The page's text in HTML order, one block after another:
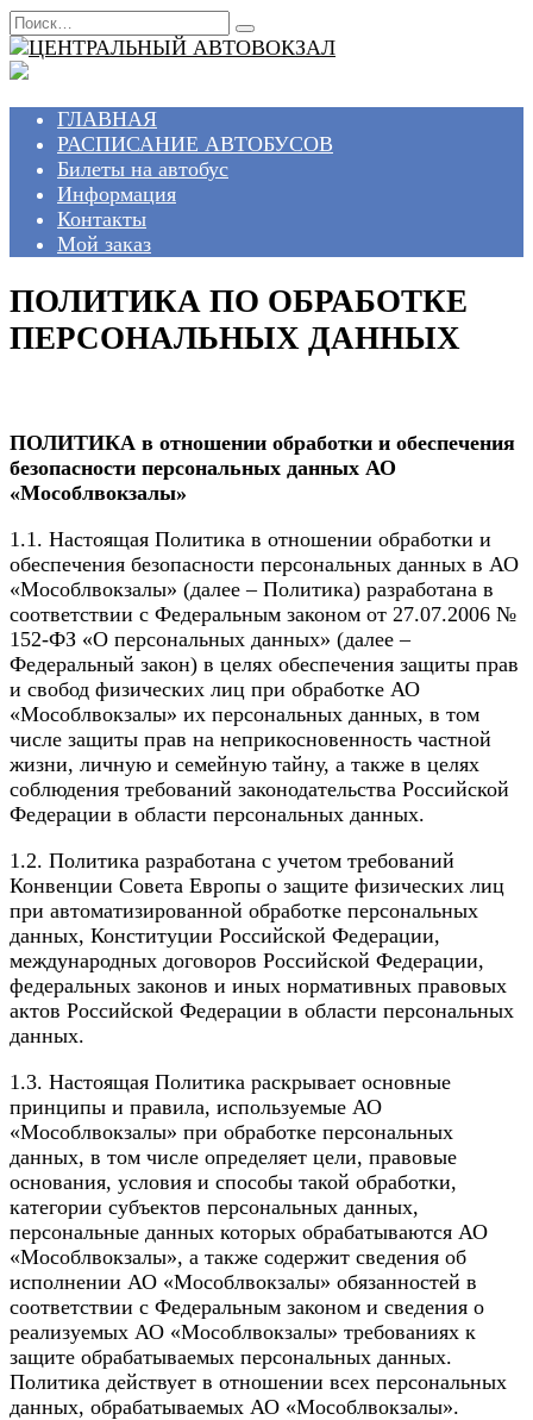
Перейти
к
содержанию
Search
for:
ГЛАВНАЯ
РАСПИСАНИЕ АВТОБУСОВ
Билеты на автобус
Информация
Контакты
Мой заказ
ПОЛИТИКА ПО ОБРАБОТКЕ
ПЕРСОНАЛЬНЫХ ДАННЫХ
ПОЛИТИКА в отношении обработки и обеспечения
безопасности персональных данных АО
«Мособлвокзалы»
1.1. Настоящая Политика в отношении обработки и
обеспечения безопасности персональных данных в АО
«Мособлвокзалы» (далее – Политика) разработана в
соответствии с Федеральным законом от 27.07.2006 №
152-ФЗ «О персональных данных» (далее –
Федеральный закон) в целях обеспечения защиты прав
и свобод физических лиц при обработке АО
«Мособлвокзалы» их персональных данных, в том
числе защиты прав на неприкосновенность частной
жизни, личную и семейную тайну, а также в целях
соблюдения требований законодательства Российской
Федерации в области персональных данных.
1.2. Политика разработана с учетом требований
Конвенции Совета Европы о защите физических лиц
при автоматизированной обработке персональных
данных, Конституции Российской Федерации,
международных договоров Российской Федерации,
федеральных законов и иных нормативных правовых
актов Российской Федерации в области персональных
данных.
1.3. Настоящая Политика раскрывает основные
принципы и правила, используемые АО
«Мособлвокзалы» при обработке персональных
данных, в том числе определяет цели, правовые
основания, условия и способы такой обработки,
категории субъектов персональных данных,
персональные данных которых обрабатываются АО
«Мособлвокзалы», а также содержит сведения об
исполнении АО «Мособлвокзалы» обязанностей в
соответствии с Федеральным законом и сведения о
реализуемых АО «Мособлвокзалы» требованиях к
защите обрабатываемых персональных данных.
Политика действует в отношении всех персональных
данных, обрабатываемых АО «Мособлвокзалы».